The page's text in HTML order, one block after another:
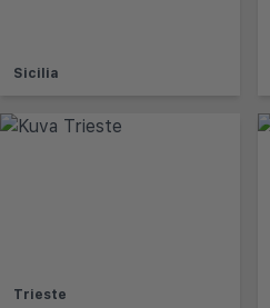
Sicilia
Trieste